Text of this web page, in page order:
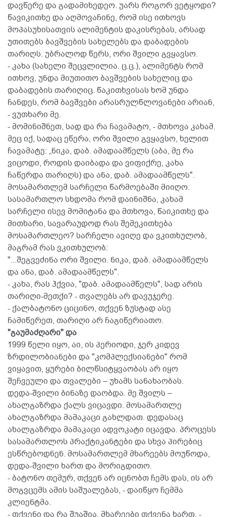
დავწერე და გადამიხედეო. უარს როგორ ვეტყოდი?
წავიკითხე და აღმოვაჩინე, რომ ისე ითხოვს
მოპასუხისათვის ალიმენტის დაკისრებას, არსად
უთითებს ბავშვების სახელებს და დაბადების
თარიღს. უბრალოდ წერს, ორი შვილი გვყავსო.
- კახა (სახელი შეცვლილია. ც.ც.), ალიმენტს რომ
ითხოვ, უნდა მიუთითო ბავშვების სახელიც და
დაბადების თარიღიც. წაკითხვისას ხომ უნდა
ჩანდეს, რომ ბავშვები არასრულწლოვანები არიან,
- ვუთხარი მე.
- მომინიშნეთ, სად და რა ჩავამატო, - მთხოვა კახამ.
მეც იქ, სადაც ეწერა, ორი შვილი გვყავსო, ხელით
ჩავამატე: „ნიკა, დაბ. ამადაამწელს (აბა, მე რა
ვიცოდი, როდის დაიბადა და ვიფიქრე, კახა
ჩაწერდა თარიღს) და ანა, დაბ. ამადაამწელს".
მოსამართლემ სარჩელი წარმოებაში მიიღო.
სასამართლო სხდომა რომ დაინიშნა, კახამ
სარჩელი ისევ მომიტანა და მთხოვა, წაიკითხე და
მითხარი, სავარაუდოდ რას შემეკითხება
მოსამართლეო? სარჩელი ავიღე და ვკითხულობ,
მაგრამ რას ვკითხულობ:
"...შეგვეძინა ორი შვილი. ნიკა, დაბ. ამადაამწელს
და ანა, დაბ. ამადაამწელს".
- კახა, რას ჰქვია, "დაბ. ამადაამწელს", სად არის
თარიღი-მეთქი? - თვალებს არ დავუჯერე.
- ქალბატონო ციცინო, თქვენ ზუსტად ასე
ჩამიწერეთ, თარიღი არ ჩაგიწერიათო.
"გაუმაძღარი" და
1999 წელი იყო, აი, ის პერიოდი, ჯერ კიდევ
ზრდილობიანები და "კომპლექსიანები" რომ
ვიყავით, ყურები ბილწსიტყვაობას არ იყო
შეჩვეული და თვალები – უხამს სანახაობას.
დედა-შვილი ბინაზე დაობდა. მე შვილს –
ახალგაზრდა ქალს ვიცავდი. მოსამართლე
ახალგაზრდა მამაკაცი გახლდათ. დედასაც
ახალგაზრდა მამაკაცი ადვოკატი იცავდა. პროცესს
სასამართლოს პრაქტიკანტები და სხვა პირებიც
ესწრებოდნენ. მოსამართლემ მხარეებს მოუწოდა,
დედა-შვილი ხართ და მორიგდითო.
- ბატონო თემურ, თქვენ არ იცნობთ ჩემს დას, ის არ
მოგვცემს ამის საშუალებას, - დაიწყო ჩემმა
კლიენტმა.
- თქვენი და რა შუაშია, მხარეები თქვენა ხართ, -